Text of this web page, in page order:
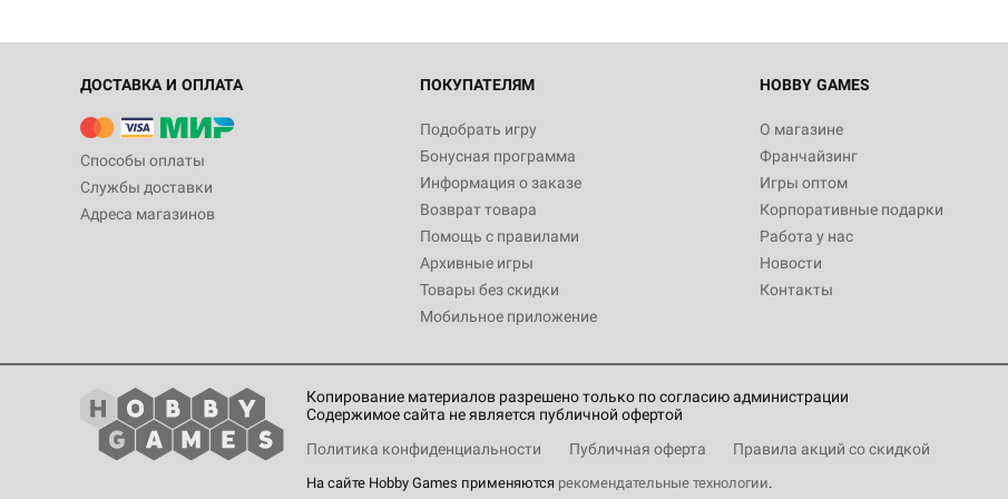
ДОСТАВКА И ОПЛАТА
Способы оплаты
Службы доставки
Адреса магазинов
ПОКУПАТЕЛЯМ
Подобрать игру
Бонусная программа
Информация о заказе
Возврат товара
Помощь с правилами
Архивные игры
Товары без скидки
Мобильное приложение
HOBBY GAMES
О магазине
Франчайзинг
Игры оптом
Корпоративные подарки
Работа у нас
Новости
Контакты
Копирование материалов разрешено только по согласию администрации
Содержимое сайта не является публичной офертой
Политика конфиденциальности
Публичная оферта Правила акций со скидкой
На сайте Hobby Games применяются рекомендательные технологии.